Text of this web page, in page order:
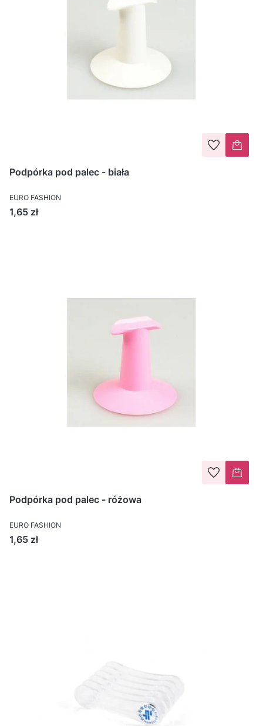
Podpórka pod palec - biała
EURO FASHION
Cena
1,65 zł
Podpórka pod palec - różowa
EURO FASHION
Cena
1,65 zł